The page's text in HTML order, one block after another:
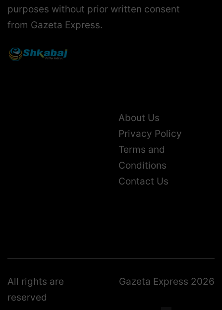
purposes without prior written consent
from Gazeta Express.
About Us
Privacy Policy
Terms and
Conditions
Contact Us
All rights are
reserved
Gazeta Express 2026